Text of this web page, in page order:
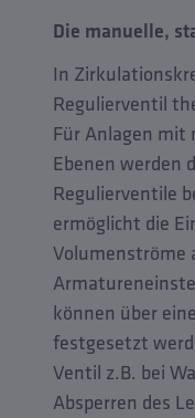
Die manuelle,
In
Regulierventil
Für Anlagen mit
Ebenen werden
Regulierventile
ermöglicht die
Volumenströme
können über
festgesetzt
Ventil z.B. bei
Absperren des